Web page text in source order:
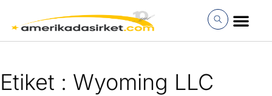
atla
Etiket : Wyoming LLC